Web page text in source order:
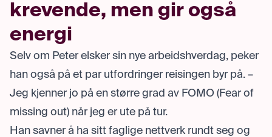
krevende, men gir også
energi
Selv om Peter elsker sin nye arbeidshverdag, peker
han også på et par utfordringer reisingen byr på. –
Jeg kjenner jo på en større grad av FOMO (Fear of
missing out) når jeg er ute på tur.
Han savner å ha sitt faglige nettverk rundt seg og